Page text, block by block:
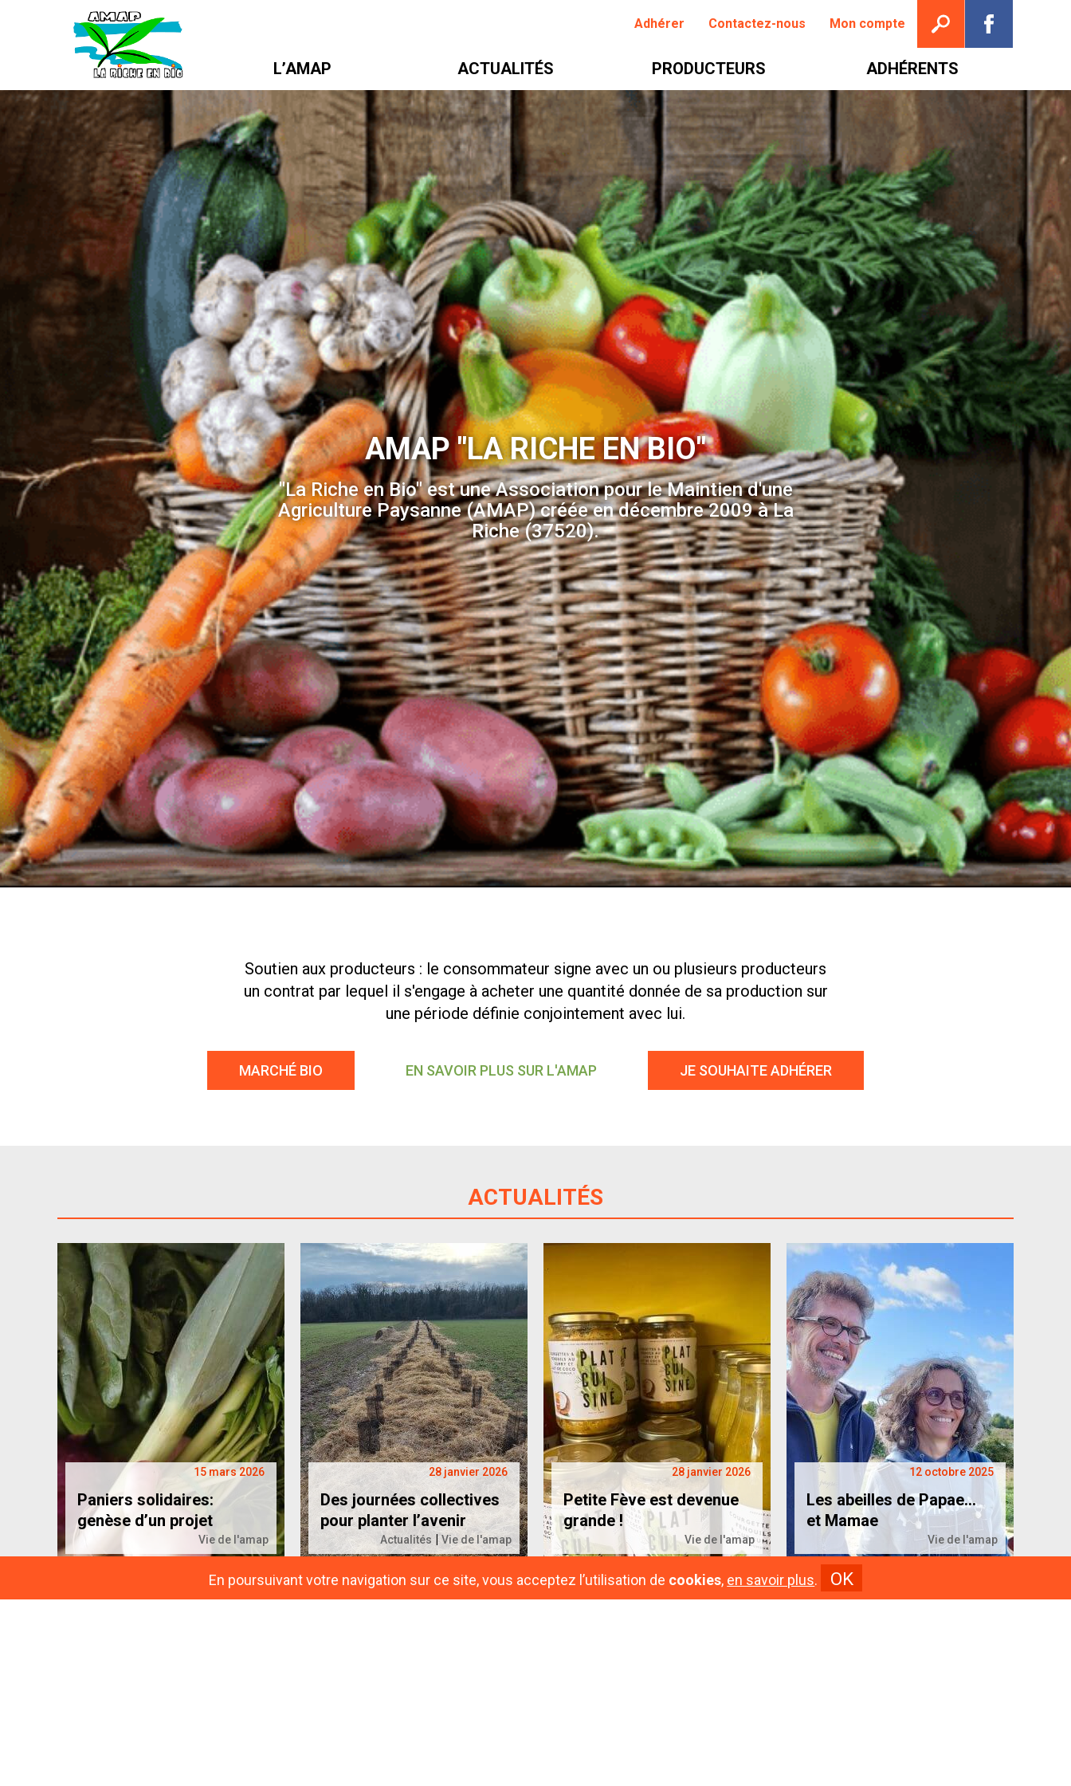
En poursuivant votre navigation sur ce site, vous acceptez l’utilisation de cookies, en savoir plus. OK
Adhérer Contactez-nous Mon compte
L’AMAP ACTUALITÉS PRODUCTEURS ADHÉRENTS
Ouvrir la recherche
AMAP "LA RICHE EN BIO"
"La Riche en Bio" est une Association pour le Maintien d'une
Agriculture Paysanne (AMAP) créée en décembre 2009 à La
Riche (37520).
Soutien aux producteurs : le consommateur signe avec un ou plusieurs producteurs
un contrat par lequel il s'engage à acheter une quantité donnée de sa production sur
une période définie conjointement avec lui.
MARCHÉ BIO EN SAVOIR PLUS SUR L'AMAP JE SOUHAITE ADHÉRER
ACTUALITÉS
15 mars 2026
Paniers solidaires:
genèse d’un projet
Vie de l'amap
28 janvier 2026
Des journées collectives
pour planter l’avenir
Actualités| Vie de l'amap
28 janvier 2026
Petite Fève est devenue
grande !
Vie de l'amap
12 octobre 2025
Les abeilles de Papae…
et Mamae
Vie de l'amap